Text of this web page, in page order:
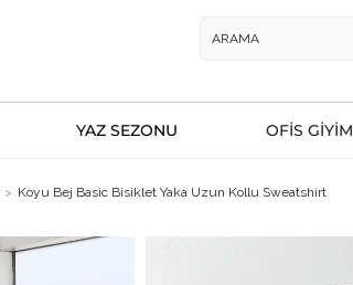
YAZ SEZONU OFİS GİYİM
Koyu Bej Basic Bisiklet Yaka Uzun Kollu Sweatshirt